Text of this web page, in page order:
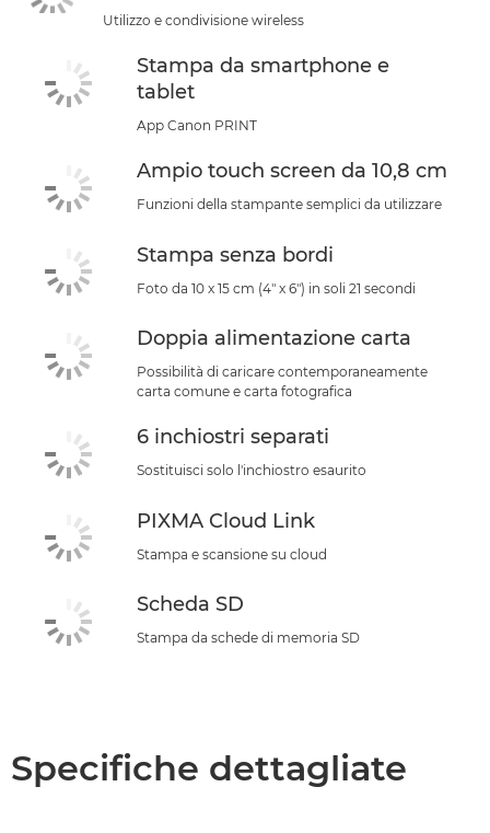
ACQUISTA L'INCHIOSTRO
Utilizzo e condivisione wireless
Stampa da smartphone e
tablet
App Canon PRINT
Ampio touch screen da 10,8 cm
Funzioni della stampante semplici da utilizzare
Stampa senza bordi
Foto da 10 x 15 cm (4" x 6") in soli 21 secondi
Doppia alimentazione carta
Possibilità di caricare contemporaneamente
carta comune e carta fotografica
6 inchiostri separati
Sostituisci solo l'inchiostro esaurito
PIXMA Cloud Link
Stampa e scansione su cloud
Scheda SD
Stampa da schede di memoria SD
Specifiche dettagliate